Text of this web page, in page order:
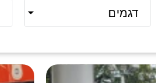
דגמים